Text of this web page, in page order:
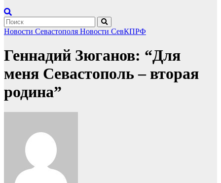
Новости Севастополя Новости СевКПРФ
Геннадий Зюганов: “Для
меня Севастополь – вторая
родина”